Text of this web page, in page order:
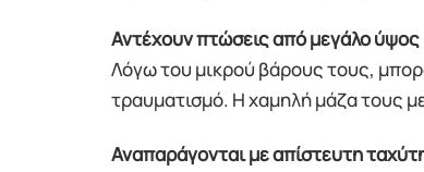
Αντέχουν πτώσεις από μεγάλο ύψος
Λόγω του μικρού βάρους τους,
τραυματισμό. Η χαμηλή μάζα τους
Αναπαράγονται με απίστευτη